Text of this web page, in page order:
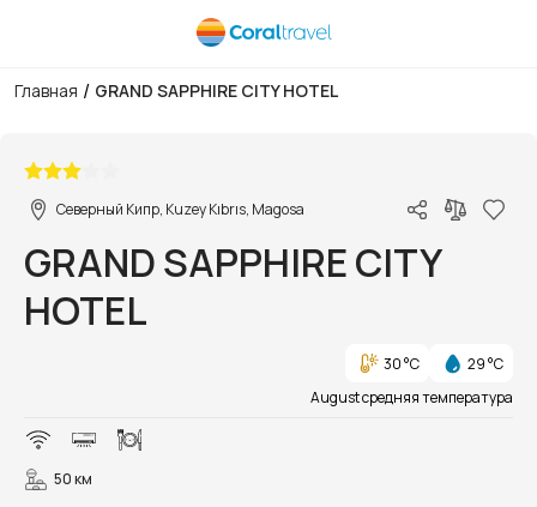
Главная / GRAND SAPPHIRE CITY HOTEL
Северный Кипр, Kuzey Kıbrıs, Magosa
GRAND SAPPHIRE CITY
HOTEL
30 °C
29 °C
August средняя температура
50 км